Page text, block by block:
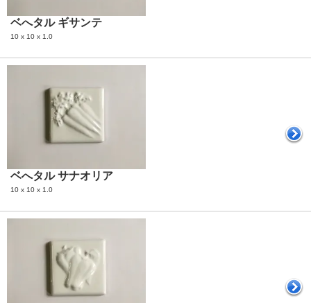
ベへタル ギサンテ
10 x 10 x 1.0
ベへタル サナオリア
10 x 10 x 1.0